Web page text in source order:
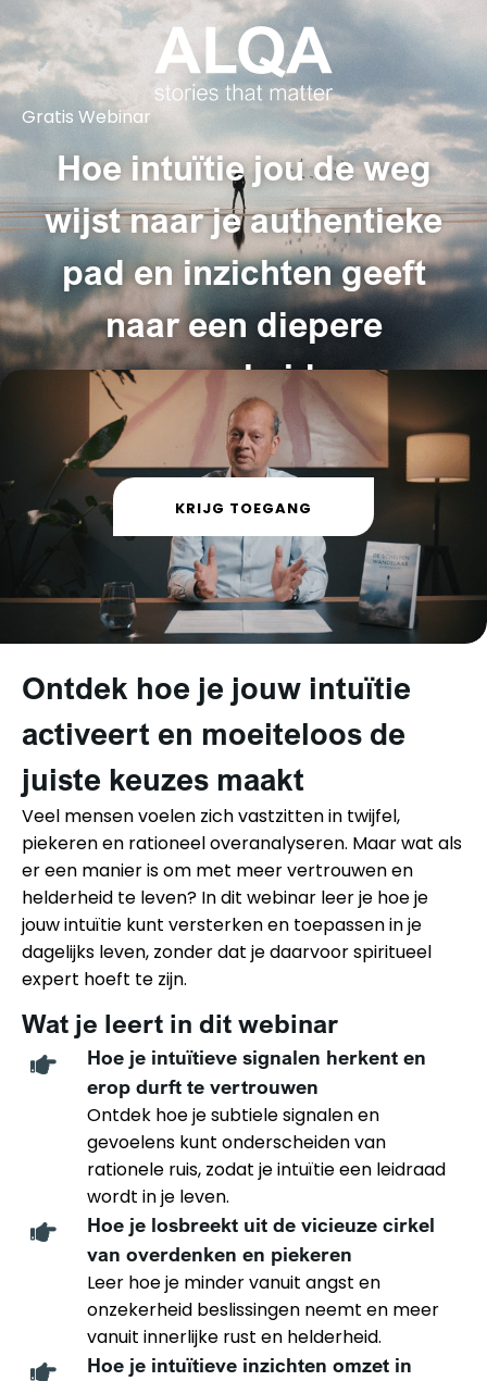
Gratis Webinar
Hoe intuïtie jou de weg
wijst naar je authentieke
pad en inzichten geeft
naar een diepere
waarheid.
KRIJG TOEGANG
Ontdek hoe je jouw intuïtie
activeert en moeiteloos de
juiste keuzes maakt
Veel mensen voelen zich vastzitten in twijfel,
piekeren en rationeel overanalyseren. Maar wat als
er een manier is om met meer vertrouwen en
helderheid te leven? In dit webinar leer je hoe je
jouw intuïtie kunt versterken en toepassen in je
dagelijks leven, zonder dat je daarvoor spiritueel
expert hoeft te zijn.
Wat je leert in dit webinar
Hoe je intuïtieve signalen herkent en
erop durft te vertrouwen
Ontdek hoe je subtiele signalen en
gevoelens kunt onderscheiden van
rationele ruis, zodat je intuïtie een leidraad
wordt in je leven.
Hoe je losbreekt uit de vicieuze cirkel
van overdenken en piekeren
Leer hoe je minder vanuit angst en
onzekerheid beslissingen neemt en meer
vanuit innerlijke rust en helderheid.
Hoe je intuïtieve inzichten omzet in